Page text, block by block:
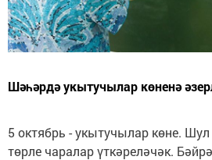
Шәһәрдә укытучылар көненә
5 октябрь - укытучылар көне.
төрле чаралар үткәреләчәк.